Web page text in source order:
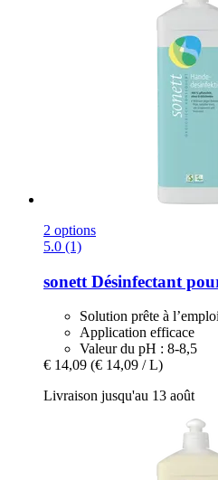
2 options
5.0 (1)
sonett Désinfectant
Solution prête à l’emploi
Application efficace
Valeur du pH : 8-8,5
€ 14,09 (€ 14,09 / L)
Livraison jusqu'au 13 août